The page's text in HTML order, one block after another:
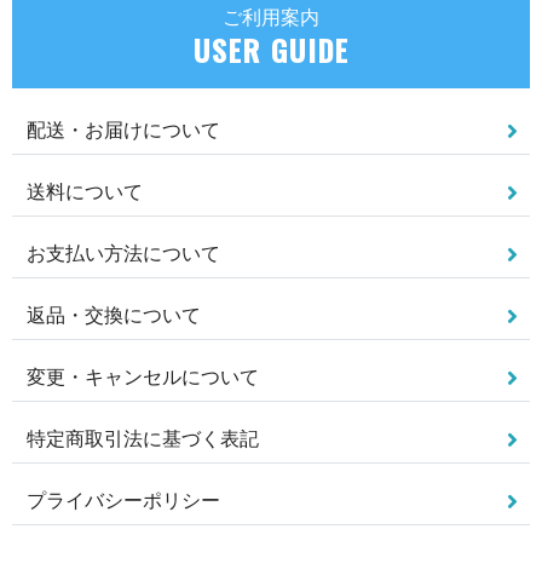
ご利用案内
USER GUIDE
配送・お届けについて
送料について
お支払い方法について
返品・交換について
変更・キャンセルについて
特定商取引法に基づく表記
プライバシーポリシー